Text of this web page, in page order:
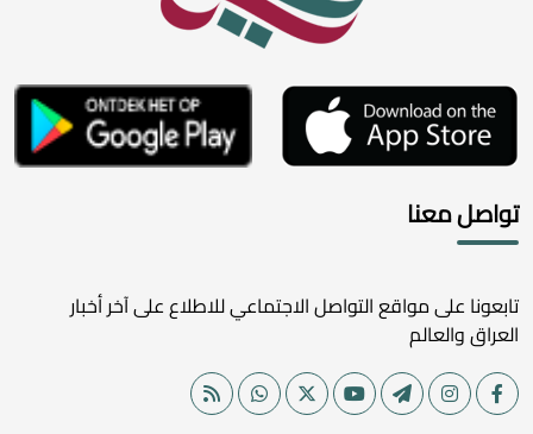
تواصل معنا
تابعونا على مواقع التواصل الاجتماعي للاطلاع على آخر أخبار
العراق والعالم